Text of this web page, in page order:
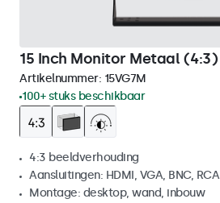
15 Inch Monitor Metaal (4:3)
Artikelnummer: 15VG7M
100+ stuks beschikbaar
4:3 beeldverhouding
Aansluitingen: HDMI, VGA, BNC, RCA
Montage: desktop, wand, inbouw